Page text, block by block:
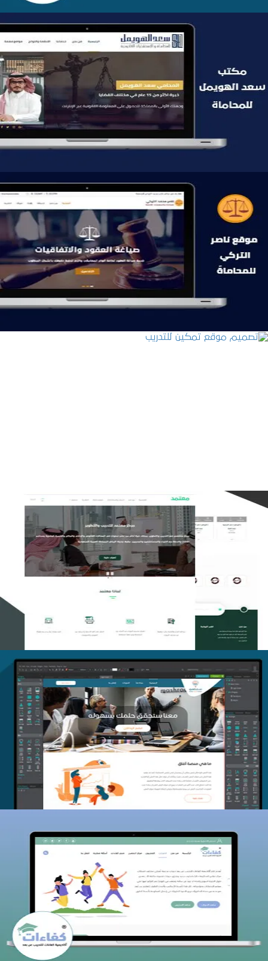
موقع سعد الهويمل للمحاماة
التفاصيل
موقع ناصر التركي للمحاماة
التفاصيل
تصميم منصة معتمد للتدريب
التفاصيل
منصة أفق للتدريب
التفاصيل
كفاءات للتدريب
التفاصيل